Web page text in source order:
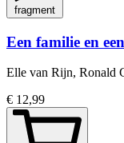
fragment
Een familie en
Elle van Rijn, Ronald
€ 12,99